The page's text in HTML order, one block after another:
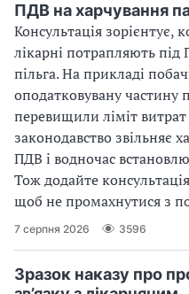
ПДВ на харчування
Консультація зорієнтує,
лікарні потрапляють
пільга. На прикладі
оподатковувану частину
перевищили ліміт
законодавство звільняє
ПДВ і водночас
Тож додайте
щоб не промахнутися з
7 серпня 2026 3596
Зразок наказу про